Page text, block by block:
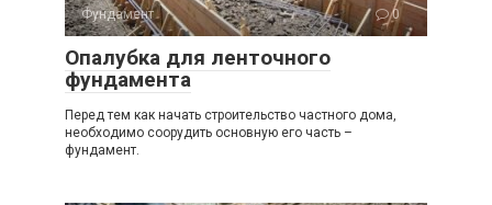
Фундамент 0
Опалубка для ленточного
фундамента
Перед тем как начать строительство частного дома,
необходимо соорудить основную его часть –
фундамент.